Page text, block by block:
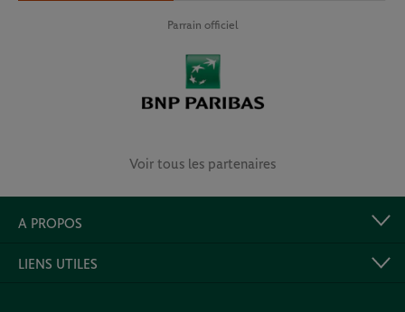
Parrain officiel
Voir tous les partenaires
A PROPOS
LIENS UTILES